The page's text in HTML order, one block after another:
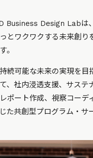
Business Design Labは
とワクワクする未来創り
。
続可能な未来の実現を目
、社内浸透支援、サステ
ポート作成、視察コーデ
た共創型プログラム・サ